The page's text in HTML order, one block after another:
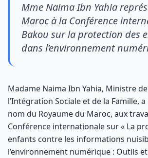
Mme Naima Ibn Yahia
Maroc à la Conférence
Bakou sur la protection des
dans l’environnement
Madame Naima Ibn Yahia, Ministre
l’Intégration Sociale et de la Famille,
nom du Royaume du Maroc, aux
Conférence internationale sur « La
enfants contre les informations
l’environnement numérique : Outils